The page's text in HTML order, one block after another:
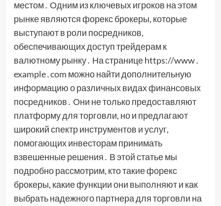
местом․ Одним из ключевых игроков на этом
рынке являются форекс брокеры, которые
выступают в роли посредников,
обеспечивающих доступ трейдерам к
валютному рынку․ На странице https://www․
example․com можно найти дополнительную
информацию о различных видах финансовых
посредников․ Они не только предоставляют
платформу для торговли, но и предлагают
широкий спектр инструментов и услуг,
помогающих инвесторам принимать
взвешенные решения․ В этой статье мы
подробно рассмотрим, кто такие форекс
брокеры, какие функции они выполняют и как
выбрать надежного партнера для торговли на